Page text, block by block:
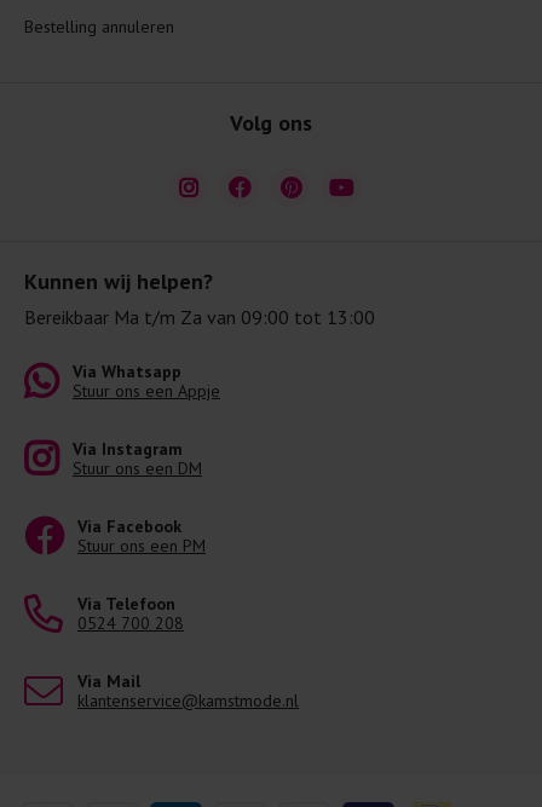
Kunnen wij helpen?
Bereikbaar Ma t/m Za van 09:00 tot 13:00
Via Whatsapp
Stuur ons een Appje
Via Instagram
Stuur ons een DM
Via Facebook
Stuur ons een PM
Via Telefoon
0524 700 208
Via Mail
klantenservice@kamstmode.nl
Bestelling annuleren
Volg ons